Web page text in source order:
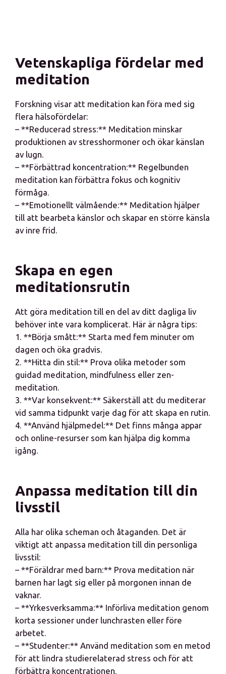
Vetenskapliga fördelar med
meditation
Forskning visar att meditation kan föra med sig
flera hälsofördelar:
– **Reducerad stress:** Meditation minskar
produktionen av stresshormoner och ökar känslan
av lugn.
– **Förbättrad koncentration:** Regelbunden
meditation kan förbättra fokus och kognitiv
förmåga.
– **Emotionellt välmående:** Meditation hjälper
till att bearbeta känslor och skapar en större känsla
av inre frid.
Skapa en egen
meditationsrutin
Att göra meditation till en del av ditt dagliga liv
behöver inte vara komplicerat. Här är några tips:
1. **Börja smått:** Starta med fem minuter om
dagen och öka gradvis.
2. **Hitta din stil:** Prova olika metoder som
guidad meditation, mindfulness eller zen-
meditation.
3. **Var konsekvent:** Säkerställ att du mediterar
vid samma tidpunkt varje dag för att skapa en rutin.
4. **Använd hjälpmedel:** Det finns många appar
och online-resurser som kan hjälpa dig komma
igång.
Anpassa meditation till din
livsstil
Alla har olika scheman och åtaganden. Det är
viktigt att anpassa meditation till din personliga
livsstil:
– **Föräldrar med barn:** Prova meditation när
barnen har lagt sig eller på morgonen innan de
vaknar.
– **Yrkesverksamma:** Införliva meditation genom
korta sessioner under lunchrasten eller före
arbetet.
– **Studenter:** Använd meditation som en metod
för att lindra studierelaterad stress och för att
förbättra koncentrationen.